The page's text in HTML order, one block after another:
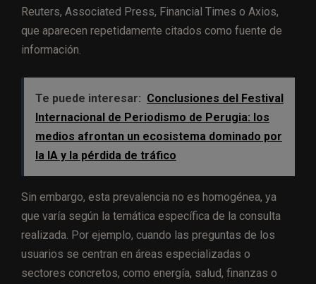
Reuters, Associated Press, Financial Times o Axios,
que aparecen repetidamente citados como fuente de
información.
Te puede interesar: Conclusiones del Festival
Internacional de Periodismo de Perugia: los
medios afrontan un ecosistema dominado por
la IA y la pérdida de tráfico
Sin embargo, esta prevalencia no es homogénea, ya
que varía según la temática específica de la consulta
realizada. Por ejemplo, cuando las preguntas de los
usuarios se centran en áreas especializadas o
sectores concretos, como energía, salud, finanzas o